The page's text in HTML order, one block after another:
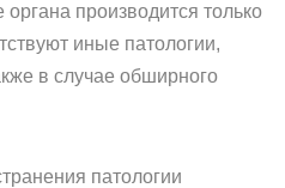
производится только
иные патологии,
в случае обширного
патологии